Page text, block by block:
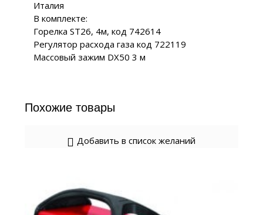
Италия
В комплекте:
Горелка ST26, 4м, код 742614
Регулятор расхода газа код 722119
Массовый зажим DX50 3 м
Похожие товары
Добавить в список желаний